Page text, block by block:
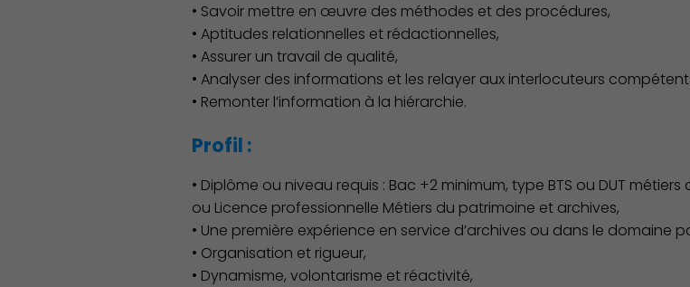
• Savoir mettre en œuvre des méthodes et des procédures,
• Aptitudes relationnelles et rédactionnelles,
• Assurer un travail de qualité,
• Analyser des informations et les relayer aux interlocuteurs
• Remonter l’information à la hiérarchie.
Profil :
• Diplôme ou niveau requis : Bac +2 minimum, type BTS ou DUT
ou Licence professionnelle Métiers du patrimoine et archives,
• Une première expérience en service d’archives ou dans le domaine
• Organisation et rigueur,
• Dynamisme, volontarisme et réactivité,